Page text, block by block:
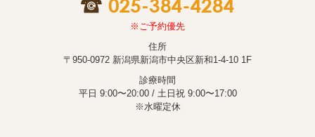
※ご予約優先
住所
〒950-0972 新潟県新潟市中央区新和1-4-10 1F
診療時間
平日 9:00〜20:00 / 土日祝 9:00〜17:00
※水曜定休